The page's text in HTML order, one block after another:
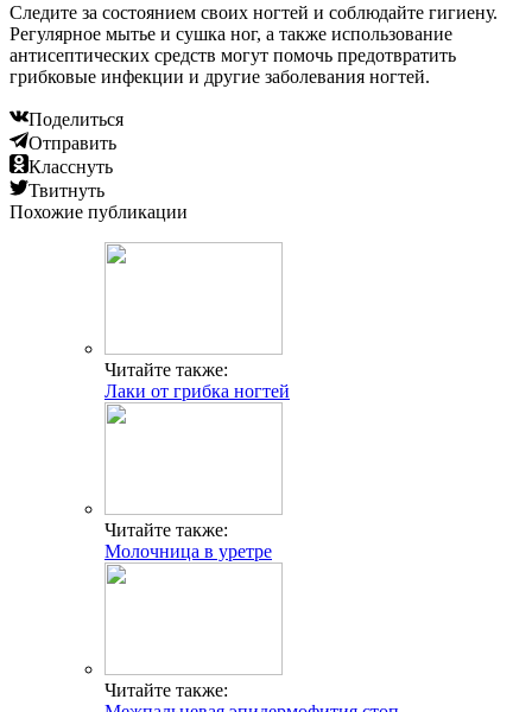
Следите за состоянием своих ногтей и соблюдайте гигиену.
Регулярное мытье и сушка ног, а также использование
антисептических средств могут помочь предотвратить
грибковые инфекции и другие заболевания ногтей.
Поделиться
Отправить
Класснуть
Твитнуть
Похожие публикации
Читайте также:
Лаки от грибка ногтей
Читайте также:
Молочница в уретре
Читайте также: